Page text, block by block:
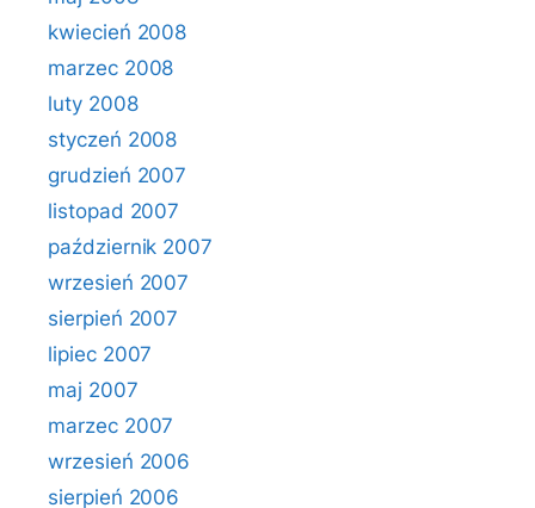
kwiecień 2008
marzec 2008
luty 2008
styczeń 2008
grudzień 2007
listopad 2007
październik 2007
wrzesień 2007
sierpień 2007
lipiec 2007
maj 2007
marzec 2007
wrzesień 2006
sierpień 2006